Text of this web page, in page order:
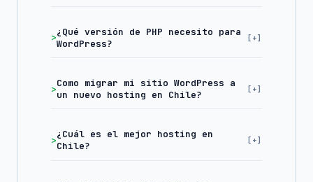
¿Qué versión de PHP necesito para
WordPress?
Como migrar mi sitio WordPress a
un nuevo hosting en Chile?
¿Cuál es el mejor hosting en
Chile?